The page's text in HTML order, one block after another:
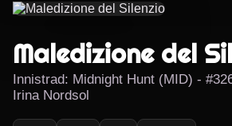
Maledizione del
Innistrad: Midnight Hunt (MID) -
Irina Nordsol